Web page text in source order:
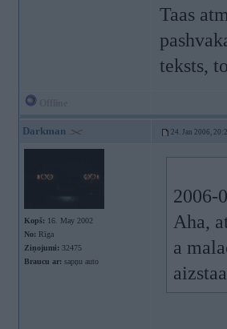
Taas
teksts,
Darkman 24. Jan 2006,
Kopš: 16. May 2002
No: Rīga
Ziņojumi: 32475
Braucu ar: sapņu auto
2006-
Aha,
a